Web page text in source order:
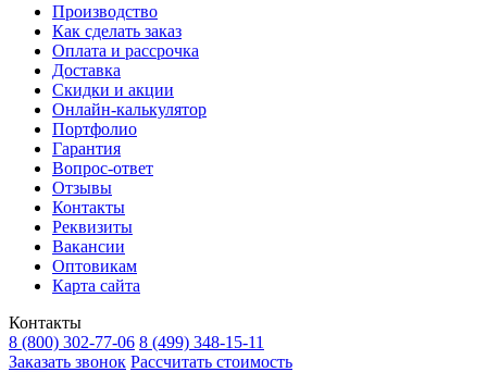
Производство
Как сделать заказ
Оплата и рассрочка
Доставка
Скидки и акции
Онлайн-калькулятор
Портфолио
Гарантия
Вопрос-ответ
Отзывы
Контакты
Реквизиты
Вакансии
Оптовикам
Карта сайта
Контакты
8 (800) 302-77-06 8 (499) 348-15-11
Заказать звонок Рассчитать стоимость